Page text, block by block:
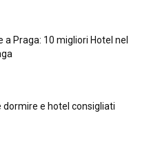
a Praga: 10 migliori Hotel nel
dormire e hotel consigliati